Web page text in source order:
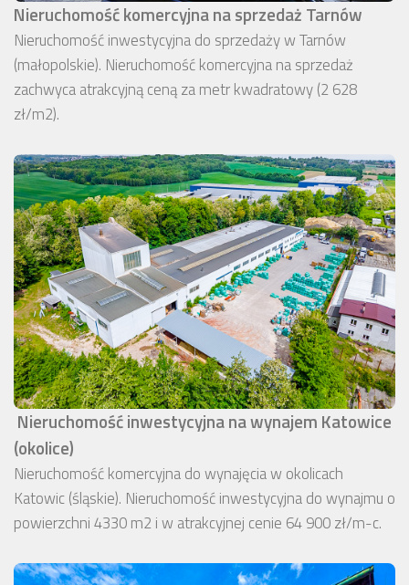
Nieruchomość komercyjna na sprzedaż Tarnów
Nieruchomość inwestycyjna do sprzedaży w Tarnów
(małopolskie). Nieruchomość komercyjna na sprzedaż
zachwyca atrakcyjną ceną za metr kwadratowy (2 628
zł/m2).
Nieruchomość inwestycyjna na wynajem Katowice
(okolice)
Nieruchomość komercyjna do wynajęcia w okolicach
Katowic (śląskie). Nieruchomość inwestycyjna do wynajmu o
powierzchni 4330 m2 i w atrakcyjnej cenie 64 900 zł/m-c.